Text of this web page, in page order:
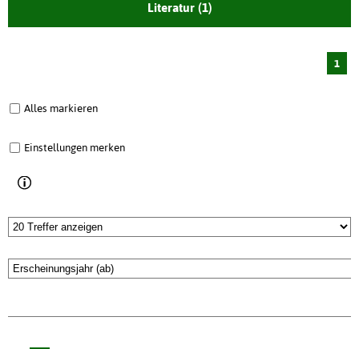
Literatur (1)
1
Alles markieren
Einstellungen merken